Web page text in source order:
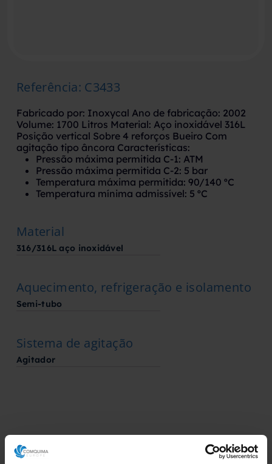
Referência: C3433
Fabricado por: Inoxycal Ano de fabricação: 2002
Volume: 1700 Litros Material: Aço inoxidável 316L
Posição vertical Sobre 4 reforços Bueiro Com
agitação tipo âncora Características:
Pressão máxima permitida C-1: ATM
Pressão máxima permitida C-2: 5 bar
Temperatura máxima permitida: 90/140 ºC
Temperatura mínima admissível: 5 ºC
Material
316/316L aço inoxidável
Aquecimento, refrigeração e isolamento
Semi-tubo
Sistema de agitação
Agitador